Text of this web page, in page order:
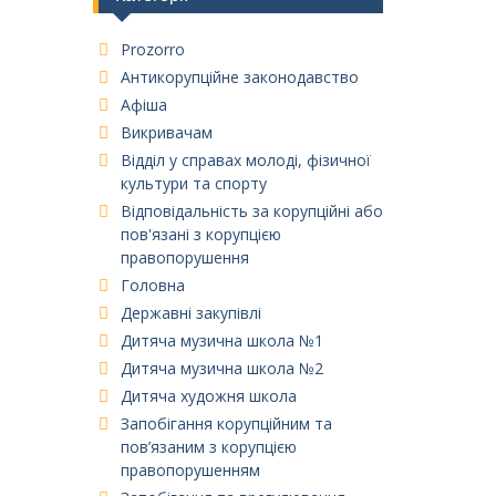
Prozorro
Антикорупційне законодавство
Афіша
Викривачам
Відділ у справах молоді, фізичної
культури та спорту
Відповідальність за корупційні або
пов'язані з корупцією
правопорушення
Головна
Державні закупівлі
Дитяча музична школа №1
Дитяча музична школа №2
Дитяча художня школа
Запобігання корупційним та
пов’язаним з корупцією
правопорушенням